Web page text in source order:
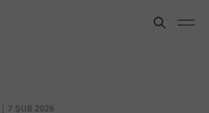
| 7 ŞUB 2026